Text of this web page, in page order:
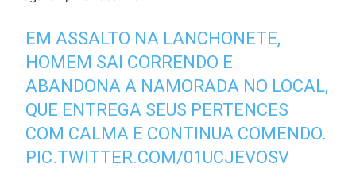
EM ASSALTO NA LANCHONETE,
HOMEM SAI CORRENDO E
ABANDONA A NAMORADA NO LOCAL,
QUE ENTREGA SEUS PERTENCES
COM CALMA E CONTINUA COMENDO.
PIC.TWITTER.COM/01UCJEVOSV